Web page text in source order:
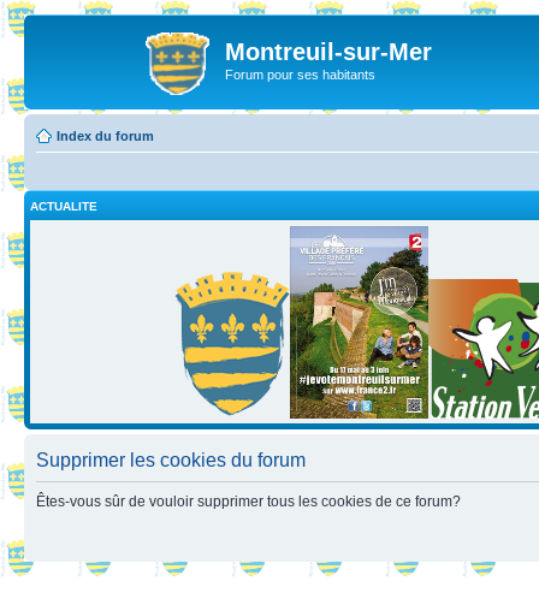
Montreuil-sur-Mer
Forum pour ses habitants
Index du forum
ACTUALITE
Supprimer les cookies du forum
Êtes-vous sûr de vouloir supprimer tous les cookies de ce forum?